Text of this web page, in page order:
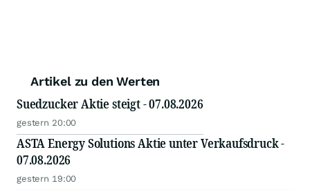
Artikel zu den Werten
Suedzucker Aktie steigt - 07.08.2026
gestern 20:00
ASTA Energy Solutions Aktie unter Verkaufsdruck -
07.08.2026
gestern 19:00